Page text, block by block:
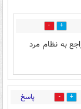
4
به نظام مرد
5 پاسخ